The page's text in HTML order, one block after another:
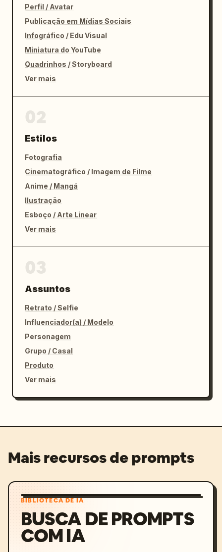
Perfil / Avatar
Publicação em Mídias Sociais
Infográfico / Edu Visual
Miniatura do YouTube
Quadrinhos / Storyboard
Ver mais
Estilos
Fotografia
Cinematográfico / Imagem de Filme
Anime / Mangá
Ilustração
Esboço / Arte Linear
Ver mais
Assuntos
Retrato / Selfie
Influenciador(a) / Modelo
Personagem
Grupo / Casal
Produto
Ver mais
Mais recursos de prompts
BIBLIOTECA DE IA
BUSCA DE PROMPTS
COM IA